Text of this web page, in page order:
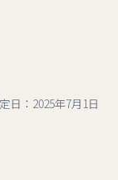
日：2025年7月1日